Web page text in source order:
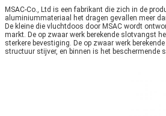
MSAC-Co., Ltd is een fabrikant die zich in de
aluminiummateriaal het dragen gevallen meer
De kleine die vluchtdoos door MSAC wordt
markt. De op zwaar werk berekende slotvangst
sterkere bevestiging. De op zwaar werk
structuur stijver, en binnen is het beschermende